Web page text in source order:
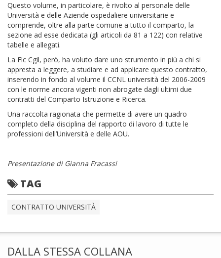
Questo volume, in particolare, è rivolto al personale delle
Università e delle Aziende ospedaliere universitarie e
comprende, oltre alla parte comune a tutto il comparto, la
sezione ad esse dedicata (gli articoli da 81 a 122) con relative
tabelle e allegati.
La Flc Cgil, però, ha voluto dare uno strumento in più a chi si
appresta a leggere, a studiare e ad applicare questo contratto,
inserendo in fondo al volume il CCNL università del 2006-2009
con le norme ancora vigenti non abrogate dagli ultimi due
contratti del Comparto Istruzione e Ricerca.
Una raccolta ragionata che permette di avere un quadro
completo della disciplina del rapporto di lavoro di tutte le
professioni dell’Università e delle AOU.
Presentazione di Gianna Fracassi
TAG
CONTRATTO UNIVERSITÀ
DALLA STESSA COLLANA